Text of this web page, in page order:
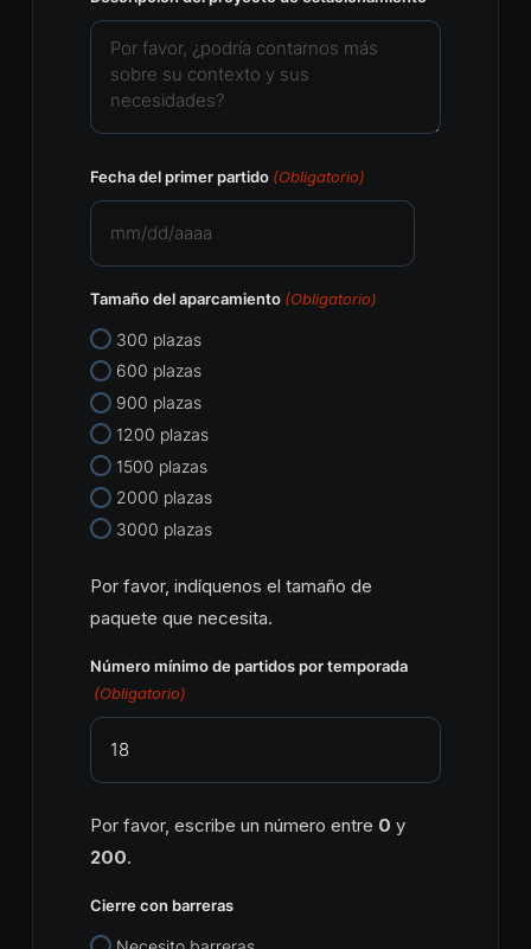
Fecha del primer partido (Obligatorio)
DD
barra
AAAA
Tamaño del aparcamiento (Obligatorio)
300 plazas
600 plazas
900 plazas
1200 plazas
1500 plazas
2000 plazas
3000 plazas
Por favor, indíquenos el tamaño de
paquete que necesita.
Número mínimo de partidos por temporada
(Obligatorio)
Por favor, escribe un número entre 0 y
200.
Cierre con barreras